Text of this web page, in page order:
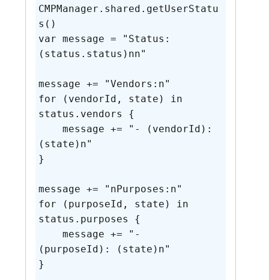
CMPManager.shared.getUserStatu
s()
var message = "Status:
(status.status)nn"
message += "Vendors:n"
for (vendorId, state) in
status.vendors {
(state)n"
}
message += "nPurposes:n"
for (purposeId, state) in
status.purposes {
(purposeId): (state)n"
}